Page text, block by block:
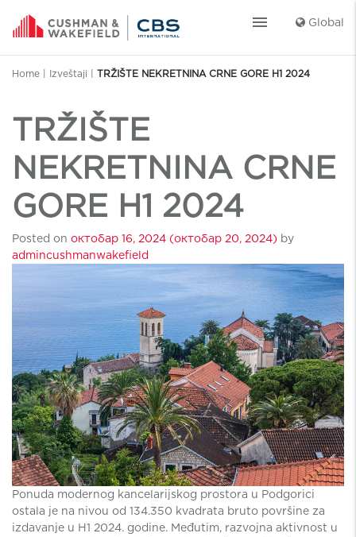
menu Global
Home Izveštaji TRŽIŠTE NEKRETNINA CRNE GORE H1 2024
TRŽIŠTE
NEKRETNINA CRNE
GORE H1 2024
Posted on октобар 16, 2024 (октобар 20, 2024) by
admincushmanwakefield
Ponuda modernog kancelarijskog prostora u Podgorici
ostala je na nivou od 134.350 kvadrata bruto površine za
izdavanje u H1 2024. godine. Međutim, razvojna aktivnost u